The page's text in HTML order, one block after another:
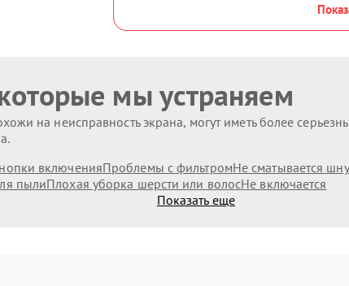
мы устраняем
на неисправность экрана, могут иметь более
включенияПроблемы с фильтромНе сматывается
пылиПлохая уборка шерсти или волосНе включается
Показать еще